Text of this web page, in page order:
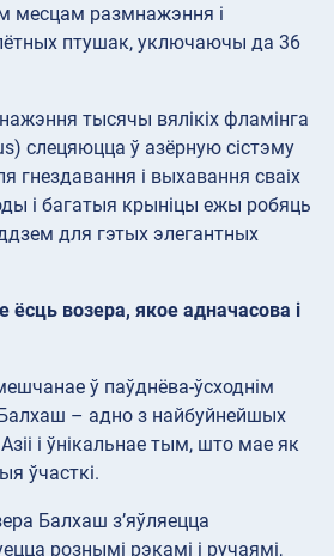
размнажэння і
птушак, уключаючы да 36
тысячы вялікіх фламінга
слецяюцца ў азёрную сістэму
гнездавання і выхавання сваіх
і багатыя крыніцы ежы робяць
для гэтых элегантных
ёсць возера, якое адначасова і
ў паўднёва-ўсходнім
– адно з найбуйнейшых
і ўнікальнае тым, што мае як
ўчасткі.
Балхаш з’яўляецца
рознымі рэкамі і ручаямі,